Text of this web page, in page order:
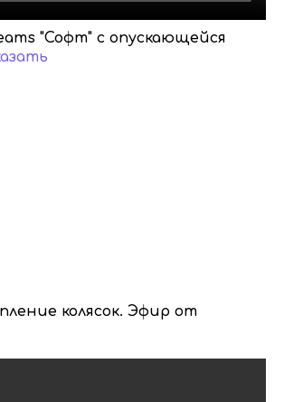
"Софт" с опускающейся
колясок. Эфир от